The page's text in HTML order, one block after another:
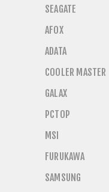
SEAGATE
AFOX
ADATA
COOLER MASTER
GALAX
PCTOP
MSI
FURUKAWA
SAMSUNG